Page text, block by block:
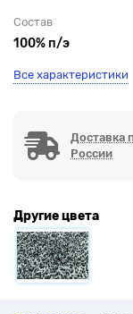
Состав
100% п/э
Все характеристики
Доставка
России
Другие цвета